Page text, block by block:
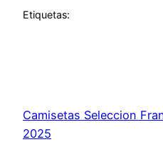
Etiquetas:
Camisetas Seleccion
2025